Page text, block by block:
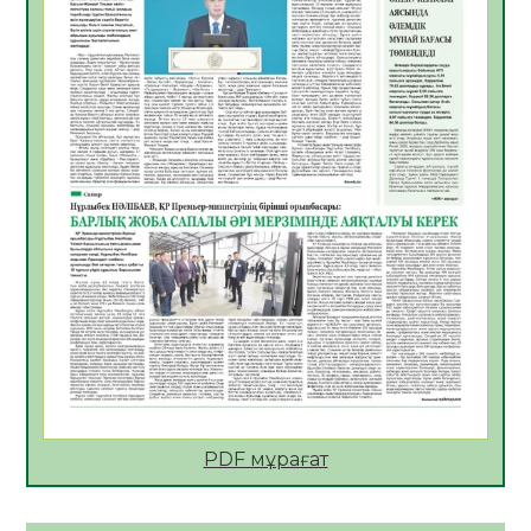
қолайлы ел атанды
05.08.2026
33
Өрт қауіпсіздігі талаптарын сақтау – әр
азаматтың міндеті
05.08.2026
33
Руслан Рүстемұлы облыс әкімінің
кеңесшісі болып тағайындалды
05.08.2026
30
Цифрландыру саласын дамыту аясында
салынатын жаңа орталықтың жобасы
талқыланды
05.08.2026
30
құралдарының таныстырылымы өтті
Қазақстандықтардың 72,3%-ы жаңа
PDF мұрағат